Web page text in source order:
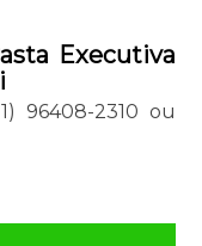
Executiva
96408-2310 ou